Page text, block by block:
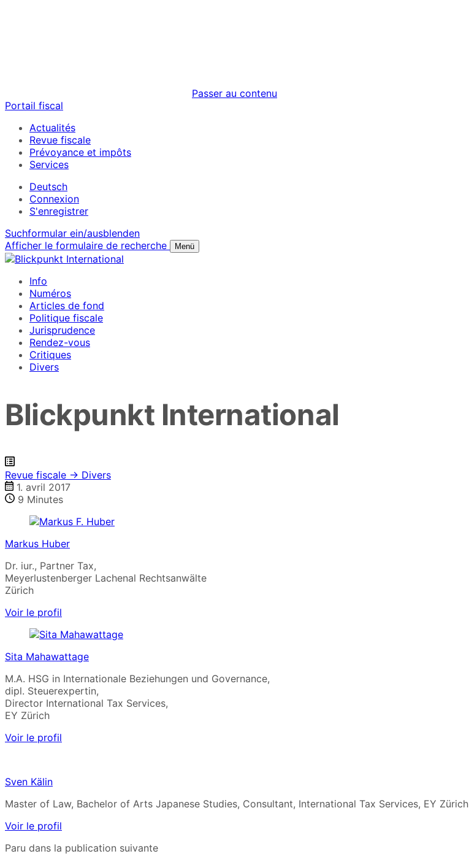
Passer au contenu
Portail fiscal
Actualités
Revue fiscale
Prévoyance et impôts
Services
Deutsch
Connexion
S'enregistrer
Suchformular ein/ausblenden
Afficher le formulaire de recherche
Menü
Info
Numéros
Articles de fond
Politique fiscale
Jurisprudence
Rendez-vous
Critiques
Divers
Blickpunkt International
Revue fiscale → Divers
1. avril 2017
9 Minutes
Markus Huber
Dr. iur., Partner Tax,
Meyerlustenberger Lachenal Rechtsanwälte
Zürich
Voir le profil
Sita Mahawattage
M.A. HSG in Internationale Beziehungen und Governance,
dipl. Steuerexpertin,
Director International Tax Services,
EY Zürich
Voir le profil
Sven Kälin
Master of Law, Bachelor of Arts Japanese Studies, Consultant, International Tax Services, EY Zürich
Voir le profil
Paru dans la publication suivante